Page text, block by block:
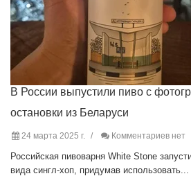
В России выпустили пиво с
остановки из Беларуси
24 марта 2025 г. Комментариев нет
Российская пивоварня White Stone
вида сингл-хоп, придумав использовать...